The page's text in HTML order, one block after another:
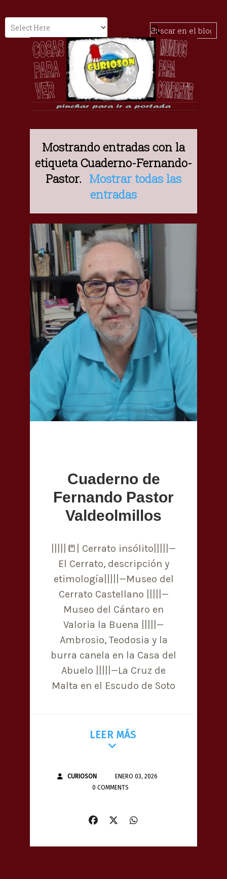
Mostrando entradas con la
etiquetaCuaderno-Fernando-
Pastor. Mostrar todas las
entradas
Cuaderno de
Fernando Pastor
Valdeolmillos
|||||📒| Cerrato insólito|||||—
El Cerrato, descripción y
etimología|||||—Museo del
Cerrato Castellano |||||—
Museo del Cántaro en
Valoria la Buena |||||—
Ambrosio, Teodosia y la
burra canela en la Casa del
Abuelo |||||—La Cruz de
Malta en el Escudo de Soto
LEER MÁS
CURIOSON
ENERO 03, 2026
0 COMMENTS